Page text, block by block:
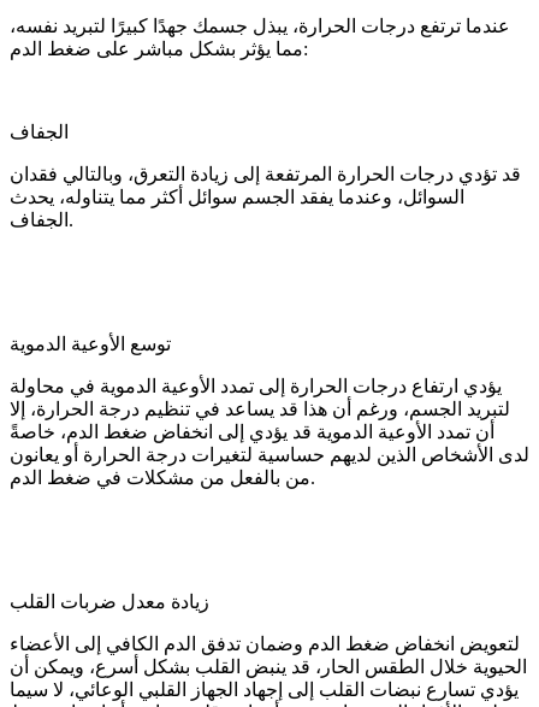
عندما ترتفع درجات الحرارة، يبذل جسمك جهدًا كبيرًا لتبريد نفسه،
مما يؤثر بشكل مباشر على ضغط الدم:
الجفاف
قد تؤدي درجات الحرارة المرتفعة إلى زيادة التعرق، وبالتالي فقدان
السوائل، وعندما يفقد الجسم سوائل أكثر مما يتناوله، يحدث
الجفاف.
توسع الأوعية الدموية
يؤدي ارتفاع درجات الحرارة إلى تمدد الأوعية الدموية في محاولة
لتبريد الجسم، ورغم أن هذا قد يساعد في تنظيم درجة الحرارة، إلا
أن تمدد الأوعية الدموية قد يؤدي إلى انخفاض ضغط الدم، خاصةً
لدى الأشخاص الذين لديهم حساسية لتغيرات درجة الحرارة أو يعانون
من بالفعل من مشكلات في ضغط الدم.
زيادة معدل ضربات القلب
لتعويض انخفاض ضغط الدم وضمان تدفق الدم الكافي إلى الأعضاء
الحيوية خلال الطقس الحار، قد ينبض القلب بشكل أسرع، ويمكن أن
يؤدي تسارع نبضات القلب إلى إجهاد الجهاز القلبي الوعائي، لا سيما